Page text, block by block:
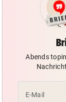
Abends
E-Mail